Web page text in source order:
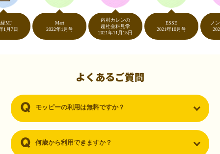
リ…！いつものネットショッピングをモッピーを経由するだけでポイ
ントが貯まるなんて…もっと早く教えてほしかった～！貯まったポイ
ントはギフト券に交換して、プチ贅沢を楽しんでます♪
（30代・男性）
ーを知りました。クレジットカードを発行するだけでポイントが貯ま
るならと無料登録して、クレジットカードの発行やアプリダウンロー
2022年1月号
内村カレンの
超社会科見学
2021年11月15日
2021年10月号
ノンスト
2020年5
よくあるご質問
モッピーの利用は無料ですか？
何歳から利用できますか？